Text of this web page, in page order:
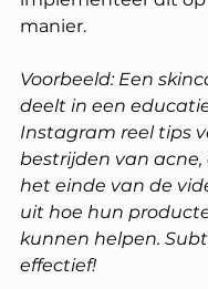
manier.
Voorbeeld: Een
deelt in een
Instagram reel tips
bestrijden van
het einde van de
uit hoe hun
kunnen helpen.
effectief!